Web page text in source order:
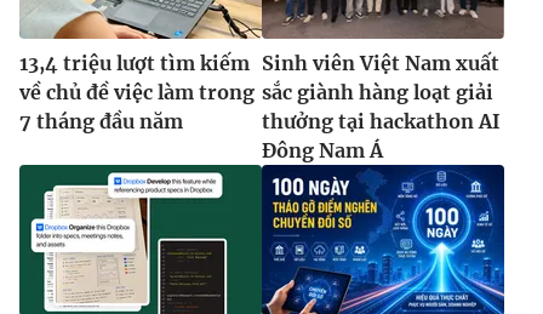
13,4 triệu lượt tìm kiếm
về chủ đề việc làm trong
7 tháng đầu năm
Sinh viên Việt Nam xuất
sắc giành hàng loạt giải
thưởng tại hackathon AI
Đông Nam Á